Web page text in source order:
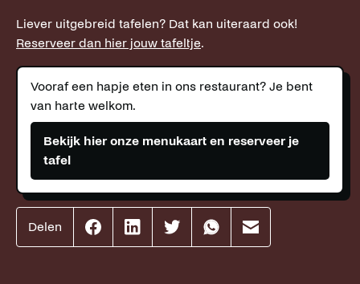
Liever uitgebreid tafelen? Dat kan uiteraard ook!
Reserveer dan hier jouw tafeltje.
Vooraf een hapje eten in ons restaurant? Je bent
van harte welkom.
Bekijk hier onze menukaart en reserveer je
tafel
Delen
Effenaar
op
Effenaar
op
Effenaar
op
Effenaar
op
Effenaar
op